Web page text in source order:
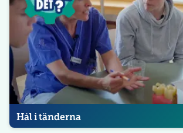
Hål i tänderna